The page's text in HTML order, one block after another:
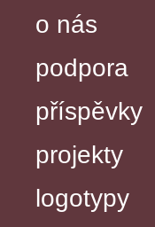
o nás
podpora
příspěvky
projekty
logotypy